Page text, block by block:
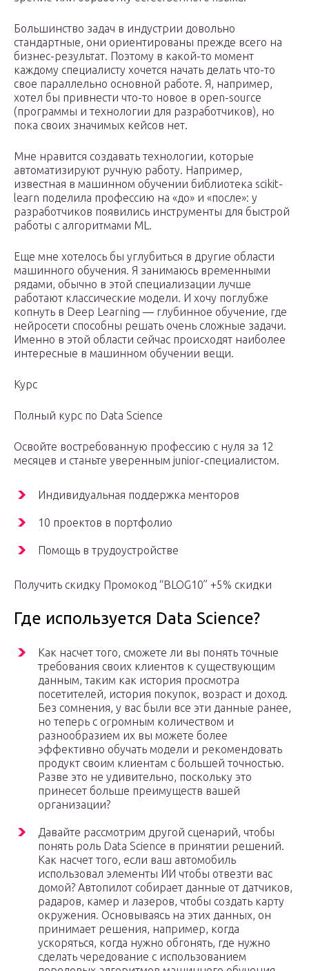
Большинство задач в индустрии довольно
стандартные, они ориентированы прежде всего на
бизнес-результат. Поэтому в какой-то момент
каждому специалисту хочется начать делать что-то
свое параллельно основной работе. Я, например,
хотел бы привнести что-то новое в open-source
(программы и технологии для разработчиков), но
пока своих значимых кейсов нет.
Мне нравится создавать технологии, которые
автоматизируют ручную работу. Например,
известная в машинном обучении библиотека scikit-
learn поделила профессию на «до» и «после»: у
разработчиков появились инструменты для быстрой
работы с алгоритмами ML.
Еще мне хотелось бы углубиться в другие области
машинного обучения. Я занимаюсь временными
рядами, обычно в этой специализации лучше
работают классические модели. И хочу поглубже
копнуть в Deep Learning — глубинное обучение, где
нейросети способны решать очень сложные задачи.
Именно в этой области сейчас происходят наиболее
интересные в машинном обучении вещи.
Курс
Полный курс по Data Science
Освойте востребованную профессию с нуля за 12
месяцев и станьте уверенным junior-специалистом.
Индивидуальная поддержка менторов
10 проектов в портфолио
Помощь в трудоустройстве
Получить скидку Промокод “BLOG10” +5% скидки
Где используется Data Science?
Как насчет того, сможете ли вы понять точные
требования своих клиентов к существующим
данным, таким как история просмотра
посетителей, история покупок, возраст и доход.
Без сомнения, у вас были все эти данные ранее,
но теперь с огромным количеством и
разнообразием их вы можете более
эффективно обучать модели и рекомендовать
продукт своим клиентам с большей точностью.
Разве это не удивительно, поскольку это
принесет больше преимуществ вашей
организации?
Давайте рассмотрим другой сценарий, чтобы
понять роль Data Science в принятии решений.
Как насчет того, если ваш автомобиль
использовал элементы ИИ чтобы отвезти вас
домой? Автопилот собирает данные от датчиков,
радаров, камер и лазеров, чтобы создать карту
окружения. Основываясь на этих данных, он
принимает решения, например, когда
ускоряться, когда нужно обгонять, где нужно
сделать чередование с использованием